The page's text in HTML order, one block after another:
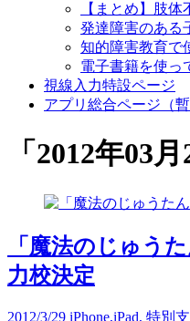
【まとめ】肢
発達障害のある
知的障害教育で
電子書籍を使っ
視線入力特設ページ
アプリ総合ページ（暫
「 2012年03月
「魔法のじゅう
力校決定
2012/3/29 iPhone,iPad, 特別